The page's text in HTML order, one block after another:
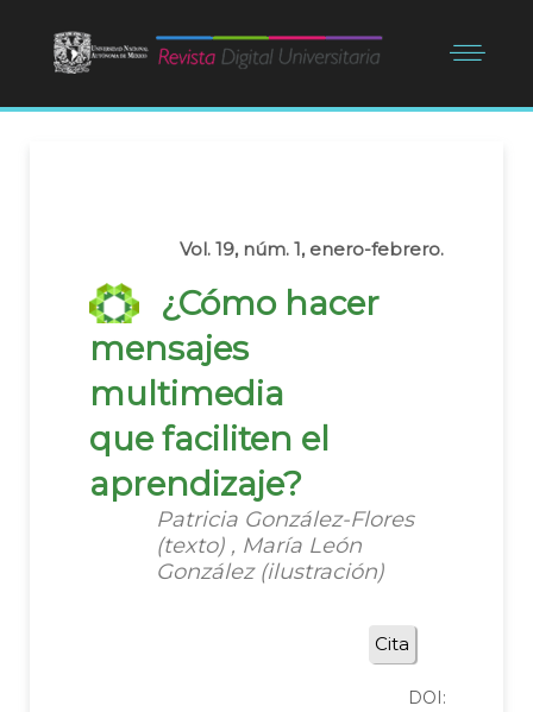
Vol. 19, núm. 1, enero-febrero.
¿Cómo hacer
mensajes
multimedia
que faciliten el
aprendizaje?
Patricia González-Flores
(texto) , María León
González (ilustración)
Cita
DOI: